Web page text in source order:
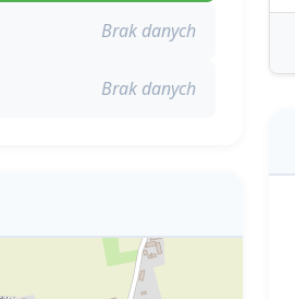
Brak danych
Brak danych